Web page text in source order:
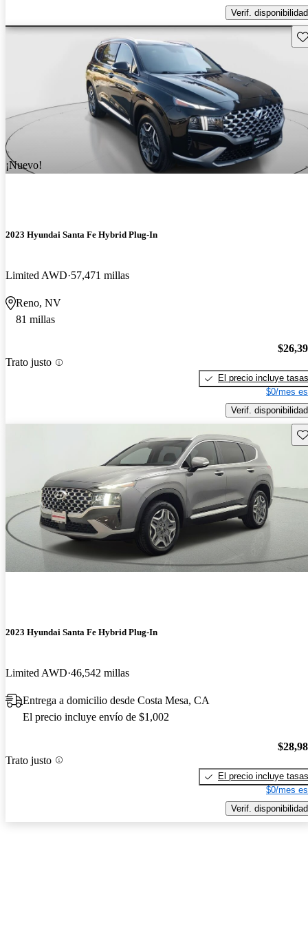
Verif. disponibilidad
¡Nuevo!
2023 Hyundai Santa Fe Hybrid Plug-In
Limited AWD 57,471 millas
Reno, NV
81 millas
Trato justo
El precio incluye tasas
$0/mes
Verif. disponibilidad
2023 Hyundai Santa Fe Hybrid Plug-In
Limited AWD 46,542 millas
Entrega a domicilio desde Costa Mesa, CA
El precio incluye envío de $1,002
Trato justo
El precio incluye tasas
$0/mes
Verif. disponibilidad